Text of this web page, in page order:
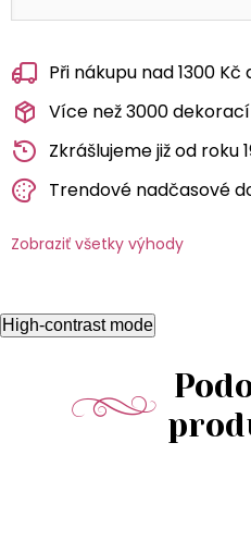
Při nákupu nad 1300
Více než 3000
Zkrášlujeme již od roku
Trendové nadčasové
Zobraziť všetky výhody
High-contrast mode